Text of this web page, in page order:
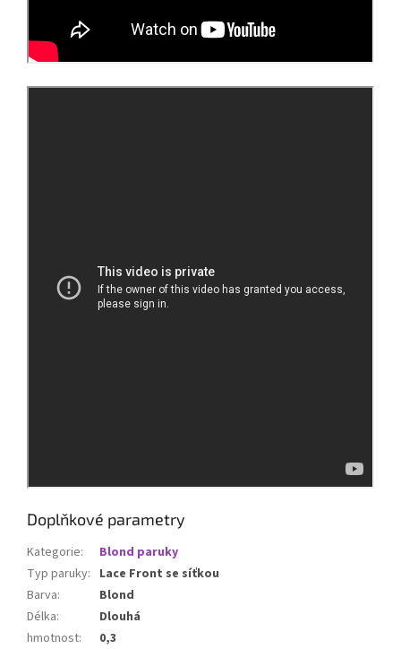
Doplňkové parametry
Kategorie:
Blond paruky
Typ paruky: Lace Front se síťkou
Barva:
Blond
Délka:
Dlouhá
hmotnost:
0,3